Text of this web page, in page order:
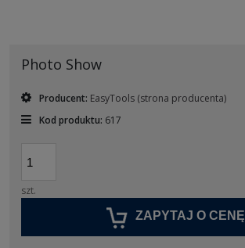
Photo Show
Producent: EasyTools (strona producenta)
Kod produktu: 617
szt.
ZAPYTAJ O CENĘ